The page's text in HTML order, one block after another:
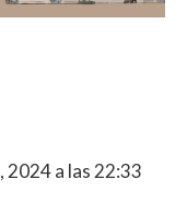
2024 a las 22:33